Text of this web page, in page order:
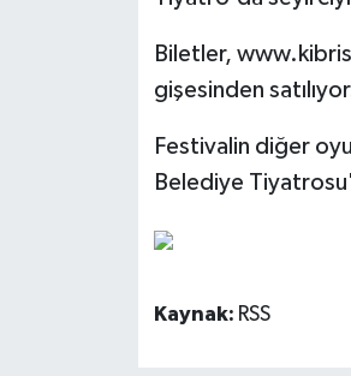
Biletler,
gişesinden
Festivalin diğer
Belediye
Kaynak: RSS